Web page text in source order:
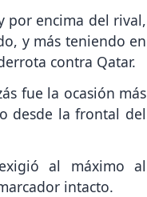
por encima del rival,
y más teniendo en
contra Qatar.
fue la ocasión más
desde la frontal del
al máximo al
intacto.